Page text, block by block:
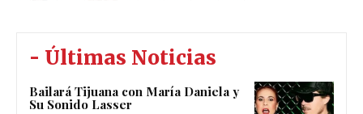
- Últimas Noticias
Bailará Tijuana con María Daniela y
Su Sonido Lasser